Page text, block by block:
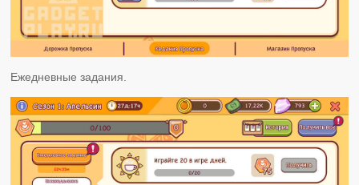
Ежедневные задания.